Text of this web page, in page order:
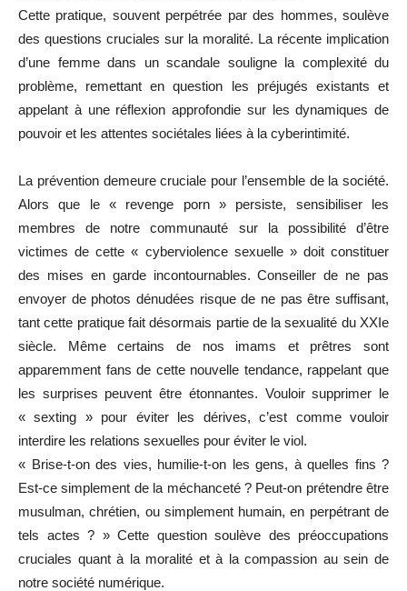
Cette pratique, souvent perpétrée par des hommes, soulève
des questions cruciales sur la moralité. La récente implication
d’une femme dans un scandale souligne la complexité du
problème, remettant en question les préjugés existants et
appelant à une réflexion approfondie sur les dynamiques de
pouvoir et les attentes sociétales liées à la cyberintimité.
La prévention demeure cruciale pour l’ensemble de la société.
Alors que le « revenge porn » persiste, sensibiliser les
membres de notre communauté sur la possibilité d’être
victimes de cette « cyberviolence sexuelle » doit constituer
des mises en garde incontournables. Conseiller de ne pas
envoyer de photos dénudées risque de ne pas être suffisant,
tant cette pratique fait désormais partie de la sexualité du XXIe
siècle. Même certains de nos imams et prêtres sont
apparemment fans de cette nouvelle tendance, rappelant que
les surprises peuvent être étonnantes. Vouloir supprimer le
« sexting » pour éviter les dérives, c’est comme vouloir
interdire les relations sexuelles pour éviter le viol.
« Brise-t-on des vies, humilie-t-on les gens, à quelles fins ?
Est-ce simplement de la méchanceté ? Peut-on prétendre être
musulman, chrétien, ou simplement humain, en perpétrant de
tels actes ? » Cette question soulève des préoccupations
cruciales quant à la moralité et à la compassion au sein de
notre société numérique.